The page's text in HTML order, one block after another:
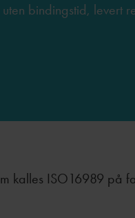
bindingstid, levert
kalles ISO16989 på